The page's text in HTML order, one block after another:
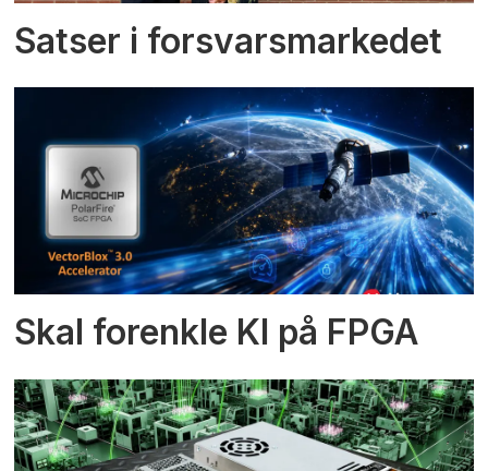
Satser i forsvarsmarkedet
Skal forenkle KI på FPGA